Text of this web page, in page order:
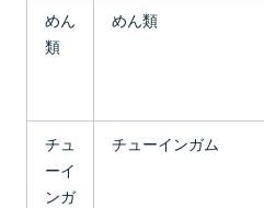
めん
類
めん類
チュ
ーイ
ンガ
チューインガム